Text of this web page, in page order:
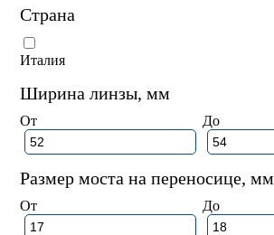
Страна
Италия
Ширина линзы, мм
От До
Размер моста на переносице, мм
От До